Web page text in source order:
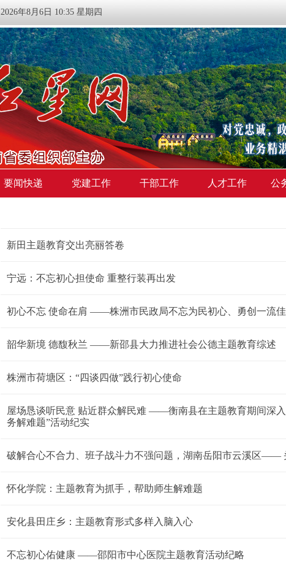
2026年8月6日 10:35 星期四
要闻快递 党建工作 干部工作 人才工作 公
新田主题教育交出亮丽答卷
宁远：不忘初心担使命 重整行装再出发
初心不忘 使命在肩 ——株洲市民政局不忘为民初心、勇创一流
韶华新境 德馥秋兰 ——新邵县大力推进社会公德主题教育综述
株洲市荷塘区：“四谈四做”践行初心使命
屋场恳谈听民意 贴近群众解民难 ——衡南县在主题教育期间深
务解难题”活动纪实
破解合心不合力、班子战斗力不强问题，湖南岳阳市云溪区——
怀化学院：主题教育为抓手，帮助师生解难题
安化县田庄乡：主题教育形式多样入脑入心
不忘初心佑健康 ——邵阳市中心医院主题教育活动纪略